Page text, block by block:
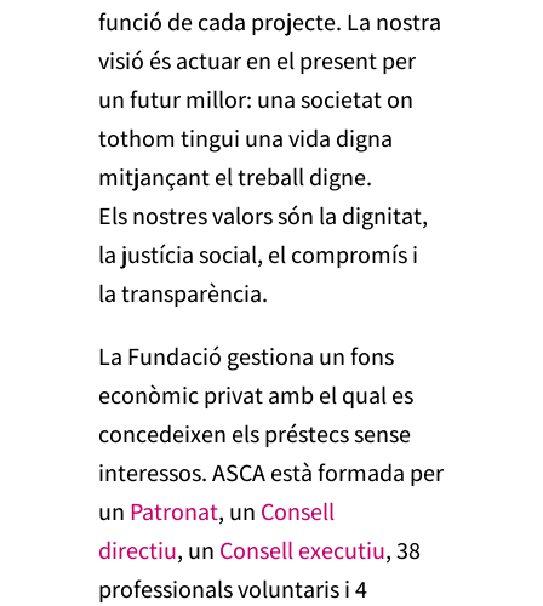
funció de cada projecte. La nostra
visió és actuar en el present per
un futur millor: una societat on
tothom tingui una vida digna
mitjançant el treball digne.
Els nostres valors són la dignitat,
la justícia social, el compromís i
la transparència.
La Fundació gestiona un fons
econòmic privat amb el qual es
concedeixen els préstecs sense
interessos. ASCA està formada per
un Patronat, un Consell
directiu, un Consell executiu, 38
professionals voluntaris i 4